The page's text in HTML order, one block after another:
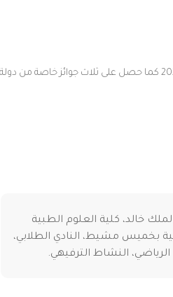
حصد الطالب زياد خالد عسيري طالب تقنية التخدير بكلية العوم الطبية التطبيقية بخميس مشيط المركز الثاني والميدالية الفضية في معرض جنيف للاختراعات 2025 كما حصل على ثلاث جوائز خاصة من دولة
خالد، كلية العلوم الطبية
بخميس مشيط، النادي الطلابي،
النشاط الترفيهي.